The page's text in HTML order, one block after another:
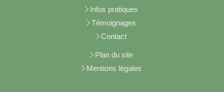
Infos pratiques
Témoignages
Contact
Plan du site
Mentions légales